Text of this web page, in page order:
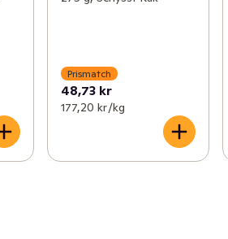
Prismatch
48,73 kr
177,20 kr /kg